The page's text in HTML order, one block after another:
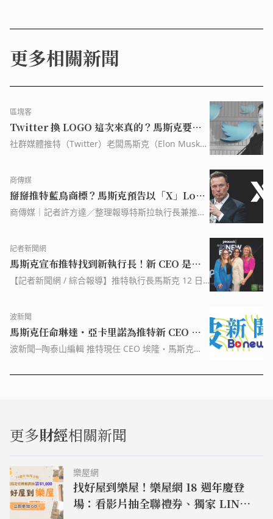
更多相關新聞
區塊客
Twitter 換 LOGO 這次來真的？馬斯克要把
招牌「藍鳥」換成「𝕏」
社群媒體推特（Twitter）老闆馬斯克（Elon Musk）
一心想創建超級 App「X」的宏大願景和策略。 這篇
文章 Twitter 換 LOGO 這次來真的？馬斯克要把招牌
「藍鳥」換成「𝕏」 最早出現於 區塊客。
商傳媒
掰掰推特藍鳥商標？馬斯克預告以「X」Logo
取代之
商傳媒｜記者許方達／整理報導特斯拉執行長兼推特
告，「如果今晚發布夠好的『X 標誌』，我們明天就
會在全球上線」。早在今年 3 月，馬斯克已將推特併
入新成立的 X 公司（X Corp），同時揚言要把推特改
造成一款超級 APP，外界猜測、馬斯克將參考中國微
體和移動支付功能，徹底讓推特改頭換面。圖片來
源：翻攝自馬斯克推特儘管馬斯克的接管和改造引發
許多風波，但目前看來「革命尚未成功」；馬斯克推
文表示，「我們很快將向推特商標說再見，並逐步告
後，馬斯克在推特音訊空間（Twitter Spaces）被問
資產」，推特強調對其十分保護。馬斯克曾在今年 4
月用狗狗幣（doge coin）的「柴犬迷因圖」企圖將
其取代，同時也刺激狗狗幣市值飆升，但最後無疾而
終；至於這次馬斯克的「改造商標」計畫能否成功？
或許馬上就能見真章。圖片來源：翻攝自馬斯克推特
記者新聞網
馬斯克宣布推特找到新執行長！新 CEO 是知
名廣告界才女
【記者新聞網 / 綜合報導】推特執行長馬斯克 12 日
2.0」】【加入「記者爆料網 LINE 社群」】【本文來
自「記者新聞網」】
波新聞
馬斯克任命琳達・亞卡里諾為推特新 CEO 合
力將推特打造成萬能平台
波新聞─陶泰山編輯 推特現任 CEO 埃隆・馬斯克
卡斯特（Comcast）旗下 NBCUniversal 的廣告主管
高興地歡迎琳達・亞卡里諾成為推特的新任首席執行
官。今後琳達・亞卡里諾將主要專注於業務運營，而
這個平台變成 X，一個萬能的平台。 馬斯克在 11 日
就曾表示，他已經為推特找到了一位新的 CEO。馬斯
克還透露新 CEO 將在大約六週後上任。他表示自己
將過渡到推特執行主席及首席技術官的角色，負責監
督產品、軟件和系統操作業務。 華爾街日報引述知情
更多財經相關新聞
樂屋網
找好屋到樂屋！樂屋網 18 週年慶登
場：看影片抽全聯禮券、獨家 LINE